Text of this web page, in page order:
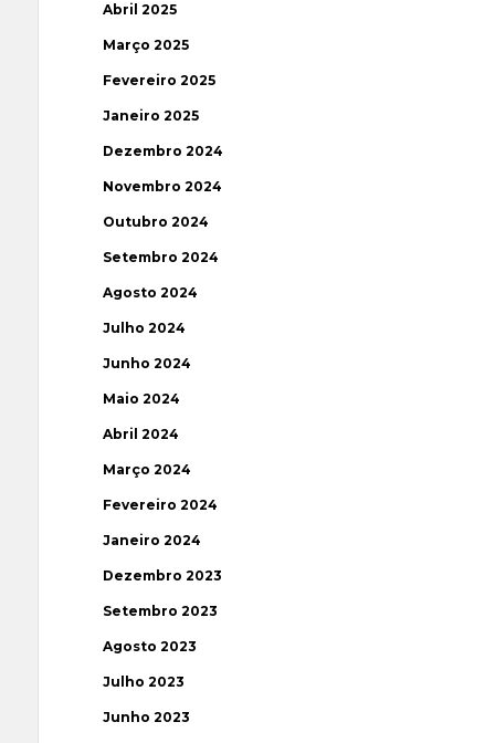
Abril 2025
Março 2025
Fevereiro 2025
Janeiro 2025
Dezembro 2024
Novembro 2024
Outubro 2024
Setembro 2024
Agosto 2024
Julho 2024
Junho 2024
Maio 2024
Abril 2024
Março 2024
Fevereiro 2024
Janeiro 2024
Dezembro 2023
Setembro 2023
Agosto 2023
Julho 2023
Junho 2023